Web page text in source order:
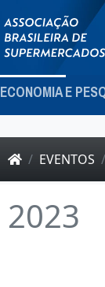
ECONOMIA E
EVENTOS
2023